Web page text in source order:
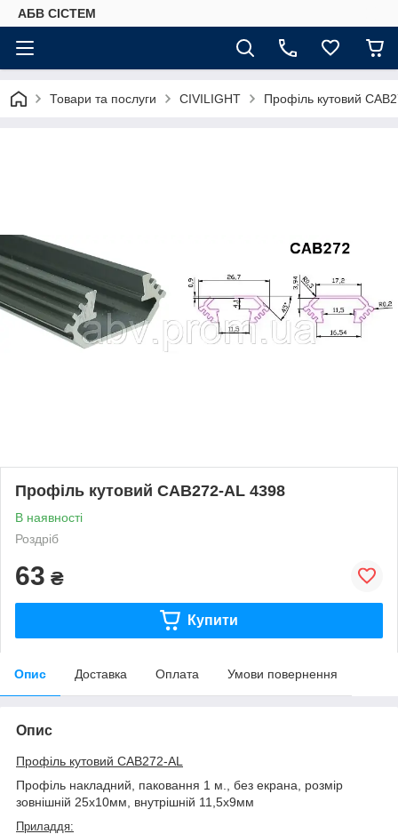
АБВ СІСТЕМ
Товари та послуги CIVILIGHT Профіль кутовий
Профіль кутовий CAB272-AL 4398
В наявності
Роздріб
63 ₴
Купити
Опис Доставка Оплата Умови повернення
Опис
Профіль кутовий CAB272-AL
Профіль накладний, паковання 1 м., без екрана, розмір
зовнішній 25х10мм, внутрішній 11,5x9мм
Приладдя: